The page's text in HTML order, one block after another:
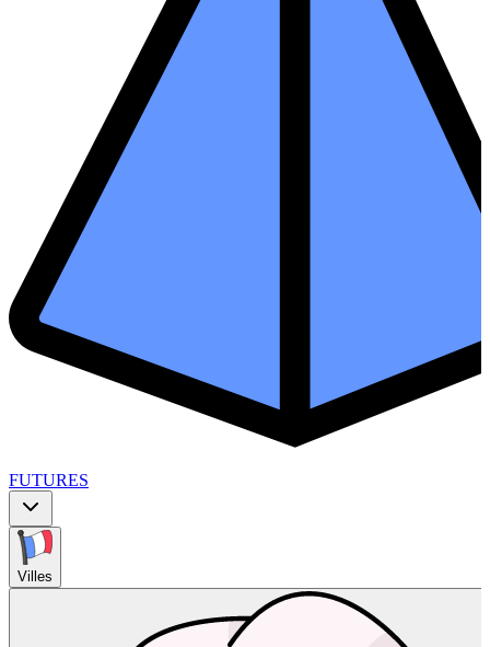
FUTURES
Villes